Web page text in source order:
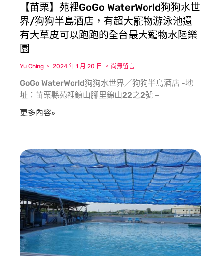
【苗栗】苑裡GoGo WaterWorld狗狗水世
界/狗狗半島酒店，有超大寵物游泳池還
有大草皮可以跑跑的全台最大寵物水陸樂
園
Yu Ching 2024 年 1 月 20 日 尚無留言
GoGo WaterWorld狗狗水世界／狗狗半島酒店 -地
址：苗栗縣苑裡鎮山腳里錦山22之2號 –
更多內容»